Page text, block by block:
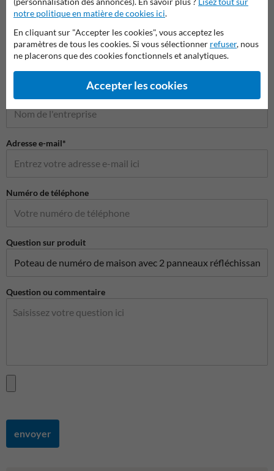
Nom*
Adresse e-mail*
Numéro de téléphone
Question sur produit
Question ou commentaire
envoyer
notre politique en matière de cookies ici.
En cliquant sur "Accepter les cookies", vous acceptez les
paramètres de tous les cookies. Si vous sélectionner refuser, nous
ne placerons que des cookies fonctionnels et analytiques.
Accepter les cookies